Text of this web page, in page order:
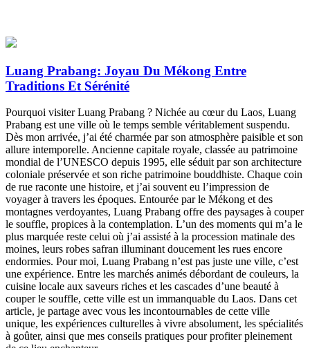
Luang Prabang: Joyau Du Mékong Entre
Traditions Et Sérénité
Pourquoi visiter Luang Prabang ? Nichée au cœur du Laos, Luang
Prabang est une ville où le temps semble véritablement suspendu.
Dès mon arrivée, j’ai été charmée par son atmosphère paisible et son
allure intemporelle. Ancienne capitale royale, classée au patrimoine
mondial de l’UNESCO depuis 1995, elle séduit par son architecture
coloniale préservée et son riche patrimoine bouddhiste. Chaque coin
de rue raconte une histoire, et j’ai souvent eu l’impression de
voyager à travers les époques. Entourée par le Mékong et des
montagnes verdoyantes, Luang Prabang offre des paysages à couper
le souffle, propices à la contemplation. L’un des moments qui m’a le
plus marquée reste celui où j’ai assisté à la procession matinale des
moines, leurs robes safran illuminant doucement les rues encore
endormies. Pour moi, Luang Prabang n’est pas juste une ville, c’est
une expérience. Entre les marchés animés débordant de couleurs, la
cuisine locale aux saveurs riches et les cascades d’une beauté à
couper le souffle, cette ville est un immanquable du Laos. Dans cet
article, je partage avec vous les incontournables de cette ville
unique, les expériences culturelles à vivre absolument, les spécialités
à goûter, ainsi que mes conseils pratiques pour profiter pleinement